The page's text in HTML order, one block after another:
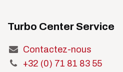
Turbo Center Service
Contactez-nous
+32 (0) 71 81 83 55